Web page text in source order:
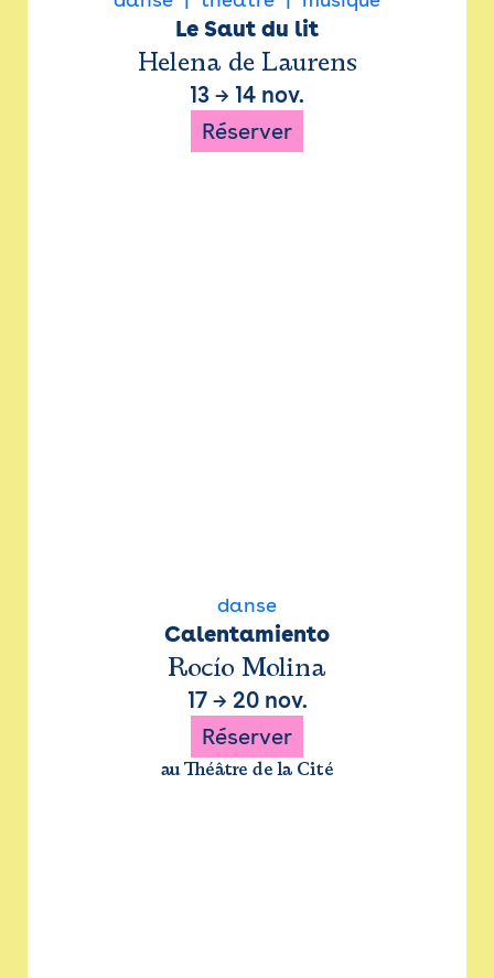
Le Saut du lit
Helena de Laurens
13 → 14 nov.
Réserver
danse
Calentamiento
Rocío Molina
17→ 20 nov.
Réserver
au Théâtre de la Cité